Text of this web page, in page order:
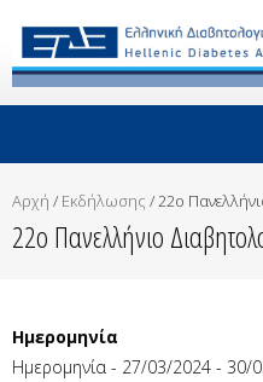
Αρχή / Εκδήλωσης /22ο
22ο Πανελλήνιο
Ημερομηνία
Ημερομηνία - 27/03/2024 - 30/